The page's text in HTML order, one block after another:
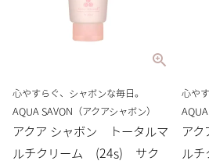
心やすらぐ、シャボンな毎日。
AQUA SAVON（アクアシャボン）
アクア シャボン トータルマ
ルチクリーム (24s) サク
心や
AQUA
ア
ル